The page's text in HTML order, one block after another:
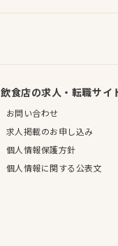
飲食店の求人・転職サイ
お問い合わせ
求人掲載のお申し込み
個人情報保護方針
個人情報に関する公表文